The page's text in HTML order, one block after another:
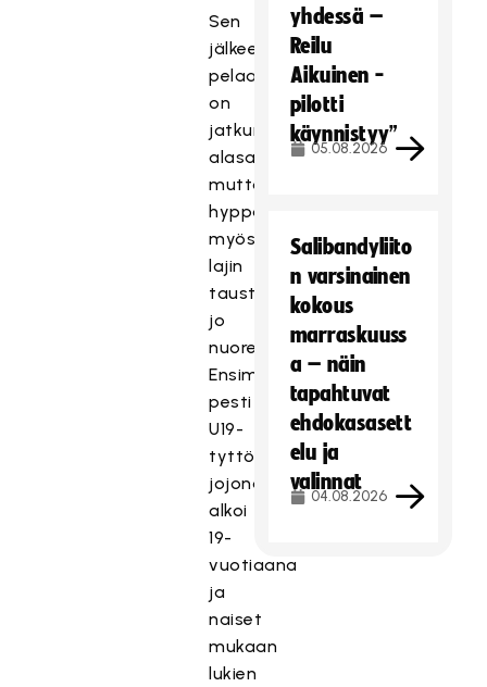
Sen
jälkeen
pelaaminen
on
jatkunut
alasarjoissa,
mutta
hyppäsin
myös
lajin
taustoille
jo
nuorena.
Ensimmäinen
pesti
U19-
tyttöjen
jojona
alkoi
19-
vuotiaana
ja
naiset
mukaan
lukien
yhdessä –
Reilu
Aikuinen -
pilotti
käynnistyy”
05.08.2026
Salibandyliito
n varsinainen
kokous
marraskuuss
a – näin
tapahtuvat
ehdokasasett
elu ja
valinnat
04.08.2026